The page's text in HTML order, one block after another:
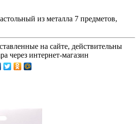
из металла 7 предметов,
на сайте, действительны
через интернет-магазин